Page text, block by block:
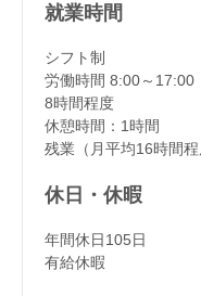
就業時間
シフト制
労働時間 8:00～17:00
8時間程度
休憩時間：1時間
残業（月平均16時間程
休日・休暇
年間休日105日
有給休暇